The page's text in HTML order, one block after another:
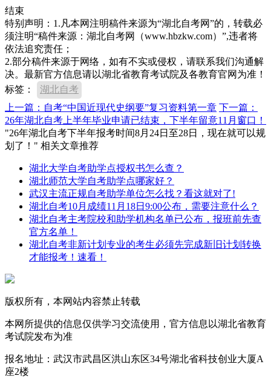
结束
特别声明：1.凡本网注明稿件来源为“湖北自考网”的，转载必
须注明“稿件来源：湖北自考网（www.hbzkw.com）”,违者将
依法追究责任；
2.部分稿件来源于网络，如有不实或侵权，请联系我们沟通解
决。最新官方信息请以湖北省教育考试院及各教育官网为准！
标签：
湖北自考
上一篇：自考“中国近现代史纲要”复习资料第一章 下一篇：
26年湖北自考上半年毕业申请已结束，下半年留意11月窗口！
"26年湖北自考下半年报考时间8月24日至28日，现在就可以规
划了！" 相关文章推荐
湖北大学自考助学点授权书怎么查？
湖北师范大学自考助学点哪家好？
武汉主流正规自考助学单位怎么找？看这就对了!
湖北自考10月成绩11月18日9:00公布，需要注意什么？
湖北自考主考院校和助学机构名单已公布，报班前先查
官方名单！
湖北自考非新计划专业的考生必须先完成新旧计划转换
才能报考！速看！
版权所有，本网站内容禁止转载
本网所提供的信息仅供学习交流使用，官方信息以湖北省教育
考试院发布为准
报名地址：武汉市武昌区洪山东区34号湖北省科技创业大厦A
座2楼